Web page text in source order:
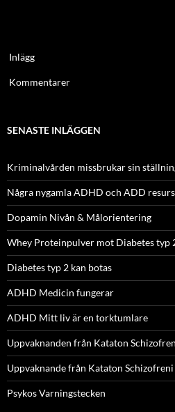
Inlägg
Kommentarer
SENASTE INLÄGGEN
Kriminalvården missbrukar sin
Några nygamla ADHD och ADD
Dopamin Nivån & Målorientering
Whey Proteinpulver mot Diabetes typ
Diabetes typ 2 kan botas
ADHD Medicin fungerar
ADHD Mitt liv är en torktumlare
Uppvaknanden från Kataton
Uppvaknande från Kataton Schizofreni
Psykos Varningstecken